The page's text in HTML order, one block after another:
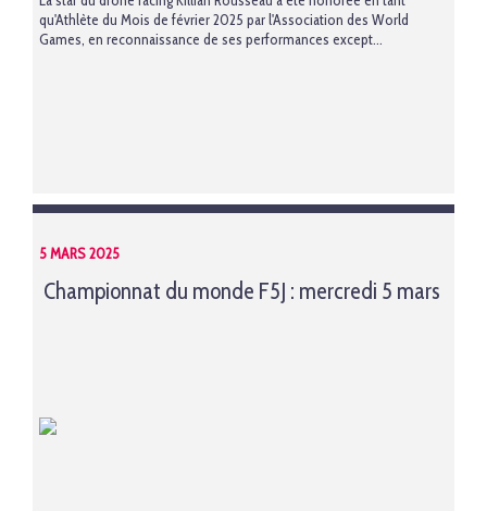
qu'Athlète du Mois de février 2025 par l'Association des World
Games, en reconnaissance de ses performances except...
5 MARS 2025
Championnat du monde F5J : mercredi 5 mars